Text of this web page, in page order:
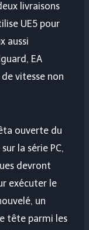
livraisons
UE5 pour
aussi
EA
vitesse non
ouverte du
la série PC,
devront
exécuter le
un
tête parmi les